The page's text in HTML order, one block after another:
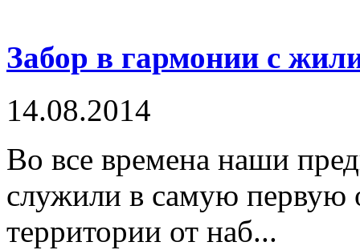
Забор в гармонии с
14.08.2014
Во все времена наши
служили в самую первую
территории от наб...